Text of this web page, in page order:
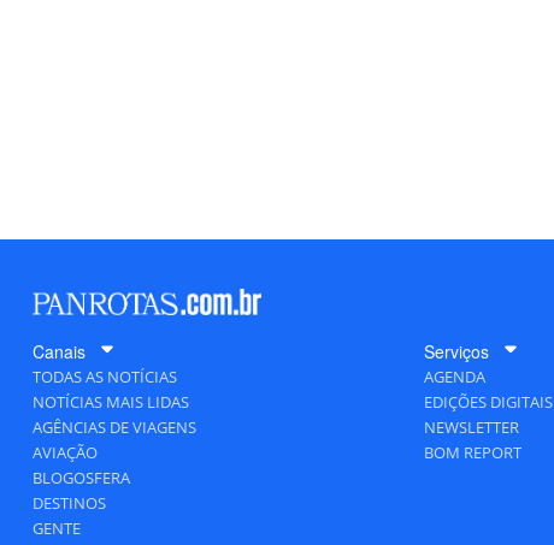
Canais
TODAS AS NOTÍCIAS
NOTÍCIAS MAIS LIDAS
AGÊNCIAS DE VIAGENS
AVIAÇÃO
BLOGOSFERA
DESTINOS
GENTE
Serviços
AGENDA
EDIÇÕES DIGITAIS
NEWSLETTER
BOM REPORT